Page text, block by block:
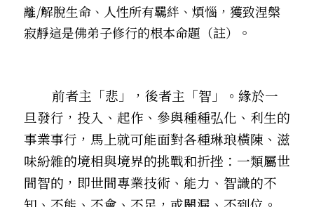
離/解脫生命、人性所有羈絆、煩惱，獲致涅槃
寂靜――這是佛弟子修行的根本命題（註）。
旦發行，投入、起作、參與種種弘化、利生的
事業事行，馬上就可能面對各種琳琅橫陳、滋
味紛雜的境相與境界的挑戰和折挫：一類屬世
間智的，即世間專業技術、能力、智識的不